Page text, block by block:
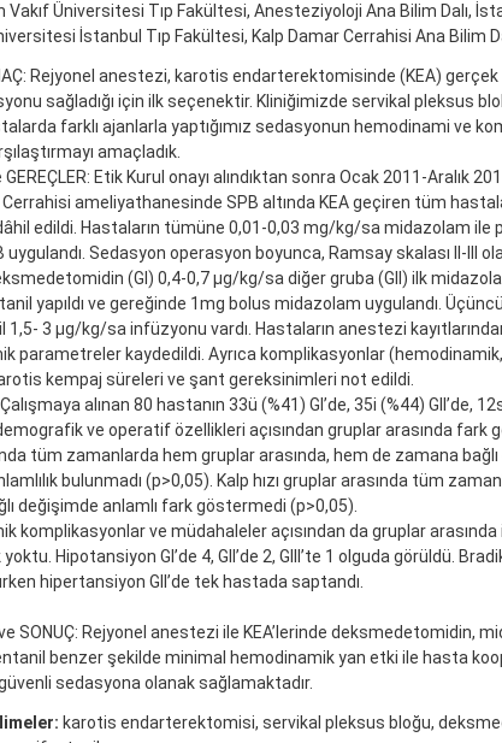
Üniversitesi Tıp Fakültesi, Anesteziyoloji Ana Bilim Dalı,
İstanbul Tıp Fakültesi, Kalp Damar Cerrahisi Ana Bilim
Rejyonel anestezi, karotis endarterektomisinde (KEA) gerçek
sağladığı için ilk seçenektir. Kliniğimizde servikal pleksus
farklı ajanlarla yaptığımız sedasyonun hemodinami ve
amaçladık.
Etik Kurul onayı alındıktan sonra Ocak 2011-Aralık
Cerrahisi ameliyathanesinde SPB altında KEA geçiren tüm
edildi. Hastaların tümüne 0,01-0,03 mg/kg/sa midazolam ile
uygulandı. Sedasyon operasyon boyunca, Ramsay skalası II-III
(GI) 0,4-0,7 μg/kg/sa diğer gruba (GII) ilk
yapıldı ve gereğinde 1mg bolus midazolam uygulandı.
3 μg/kg/sa infüzyonu vardı. Hastaların anestezi
parametreler kaydedildi. Ayrıca komplikasyonlar
kempaj süreleri ve şant gereksinimleri not edildi.
alınan 80 hastanın 33ü (%41) GI’de, 35i (%44) GII’de,
ve operatif özellikleri açısından gruplar arasında fark
tüm zamanlarda hem gruplar arasında, hem de zamana
bulunmadı (p>0,05). Kalp hızı gruplar arasında tüm
değişimde anlamlı fark göstermedi (p>0,05).
komplikasyonlar ve müdahaleler açısından da gruplar
Hipotansiyon GI’de 4, GII’de 2, GIII’te 1 olguda görüldü.
hipertansiyon GII’de tek hastada saptandı.
SONUÇ: Rejyonel anestezi ile KEA’lerinde deksmedetomidin,
benzer şekilde minimal hemodinamik yan etki ile hasta
sedasyona olanak sağlamaktadır.
karotis endarterektomisi, servikal pleksus bloğu,